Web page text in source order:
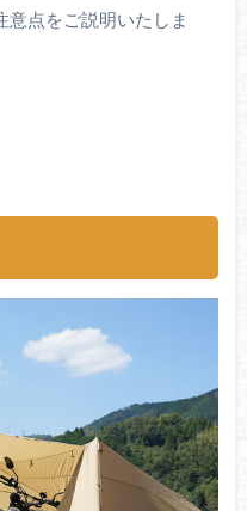
意点をご説明いたしま